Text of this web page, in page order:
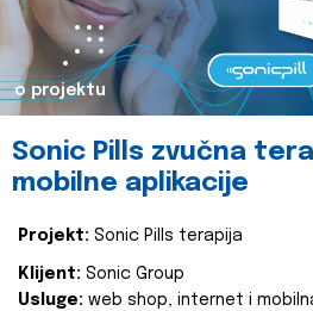
o projektu
Sonic Pills zvučna
mobilne aplikacije
Projekt: Sonic Pills terapija
Klijent: Sonic Group
Usluge: web shop, internet i